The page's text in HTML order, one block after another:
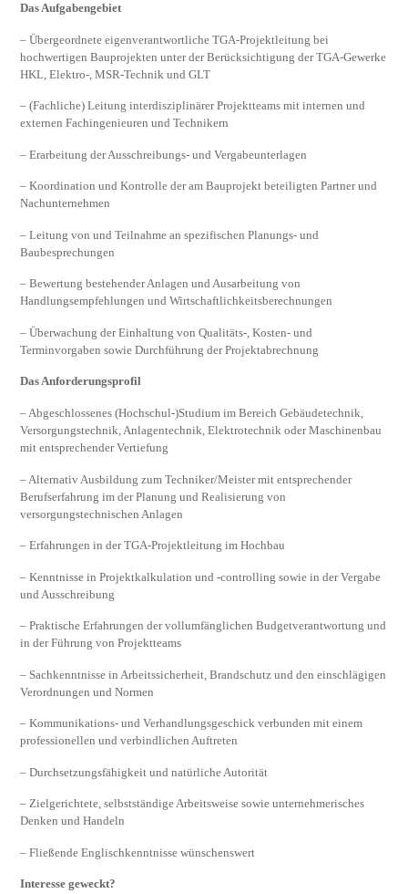
Das Aufgabengebiet
– Übergeordnete eigenverantwortliche TGA-Projektleitung bei
hochwertigen Bauprojekten unter der Berücksichtigung der TGA-Gewerke
HKL, Elektro-, MSR-Technik und GLT
– (Fachliche) Leitung interdisziplinärer Projektteams mit internen und
externen Fachingenieuren und Technikern
– Erarbeitung der Ausschreibungs- und Vergabeunterlagen
– Koordination und Kontrolle der am Bauprojekt beteiligten Partner und
Nachunternehmen
– Leitung von und Teilnahme an spezifischen Planungs- und
Baubesprechungen
– Bewertung bestehender Anlagen und Ausarbeitung von
Handlungsempfehlungen und Wirtschaftlichkeitsberechnungen
– Überwachung der Einhaltung von Qualitäts-, Kosten- und
Terminvorgaben sowie Durchführung der Projektabrechnung
Das Anforderungsprofil
– Abgeschlossenes (Hochschul-)Studium im Bereich Gebäudetechnik,
Versorgungstechnik, Anlagentechnik, Elektrotechnik oder Maschinenbau
mit entsprechender Vertiefung
– Alternativ Ausbildung zum Techniker/Meister mit entsprechender
Berufserfahrung im der Planung und Realisierung von
versorgungstechnischen Anlagen
– Erfahrungen in der TGA-Projektleitung im Hochbau
– Kenntnisse in Projektkalkulation und -controlling sowie in der Vergabe
und Ausschreibung
– Praktische Erfahrungen der vollumfänglichen Budgetverantwortung und
in der Führung von Projektteams
– Sachkenntnisse in Arbeitssicherheit, Brandschutz und den einschlägigen
Verordnungen und Normen
– Kommunikations- und Verhandlungsgeschick verbunden mit einem
professionellen und verbindlichen Auftreten
– Durchsetzungsfähigkeit und natürliche Autorität
– Zielgerichtete, selbstständige Arbeitsweise sowie unternehmerisches
Denken und Handeln
– Fließende Englischkenntnisse wünschenswert
Interesse geweckt?